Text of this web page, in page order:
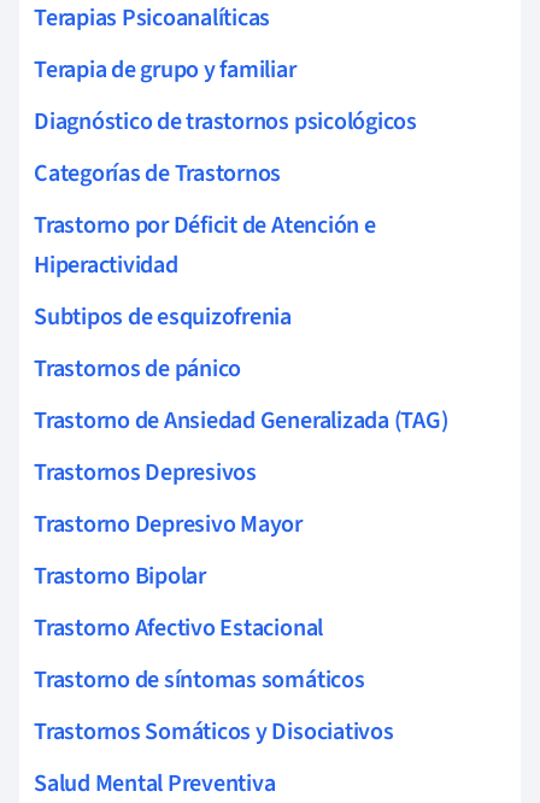
Terapias Psicoanalíticas
Terapia de grupo y familiar
Diagnóstico de trastornos psicológicos
Categorías de Trastornos
Trastorno por Déficit de Atención e
Hiperactividad
Subtipos de esquizofrenia
Trastornos de pánico
Trastorno de Ansiedad Generalizada (TAG)
Trastornos Depresivos
Trastorno Depresivo Mayor
Trastorno Bipolar
Trastorno Afectivo Estacional
Trastorno de síntomas somáticos
Trastornos Somáticos y Disociativos
Salud Mental Preventiva